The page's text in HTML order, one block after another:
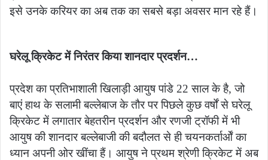
इसे उनके करियर का अब तक का सबसे बड़ा अवसर मान रहे हैं।
घरेलू क्रिकेट में निरंतर किया शानदार प्रदर्शन…
प्रदेश का प्रतिभाशाली खिलाड़ी आयुष पांडे 22 साल के है, जो
बाएं हाथ के सलामी बल्लेबाज के तौर पर पिछले कुछ वर्षों से घरेलू
क्रिकेट में लगातार बेहतरीन प्रदर्शन और रणजी ट्रॉफी में भी
आयुष की शानदार बल्लेबाजी की बदौलत से ही चयनकर्तार्ओं का
ध्यान अपनी ओर खींचा हैं। आयुष ने प्रथम श्रेणी क्रिकेट में अब